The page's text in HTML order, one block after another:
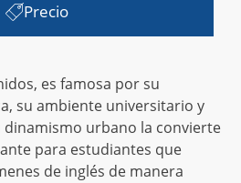
Precio
es famosa por su
su ambiente universitario y
dinamismo urbano la convierte
para estudiantes que
de inglés de manera